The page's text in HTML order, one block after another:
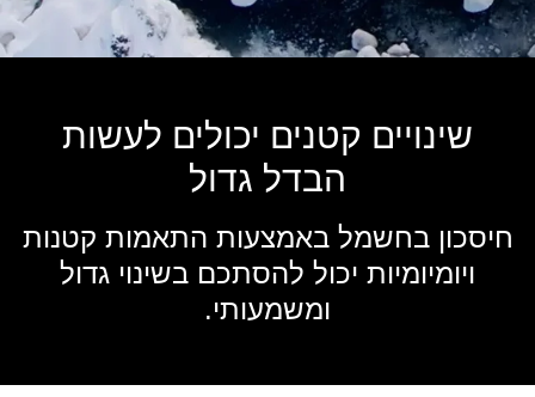
שינויים קטנים יכולים לעשות
הבדל גדול
חיסכון בחשמל באמצעות התאמות קטנות
ויומיומיות יכול להסתכם בשינוי גדול
ומשמעותי.